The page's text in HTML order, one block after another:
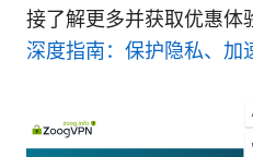
接了解更多并获取优惠体
深度指南：保护隐私、加